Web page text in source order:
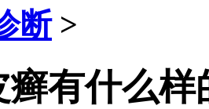
断>
有什么样